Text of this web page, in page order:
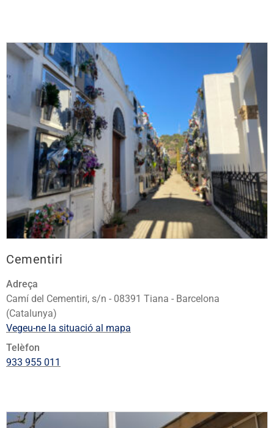
Cementiri
Adreça
Camí del Cementiri, s/n - 08391 Tiana - Barcelona
(Catalunya)
Vegeu-ne la situació al mapa
Telèfon
933 955 011